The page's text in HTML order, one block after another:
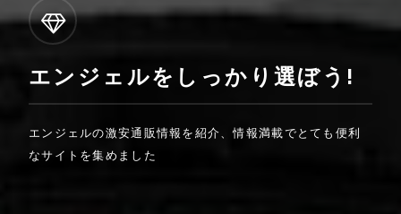
エンジェルをしっかり選ぼう!
エンジェルの激安通販情報を紹介、情報満載でとても便利
なサイトを集めました